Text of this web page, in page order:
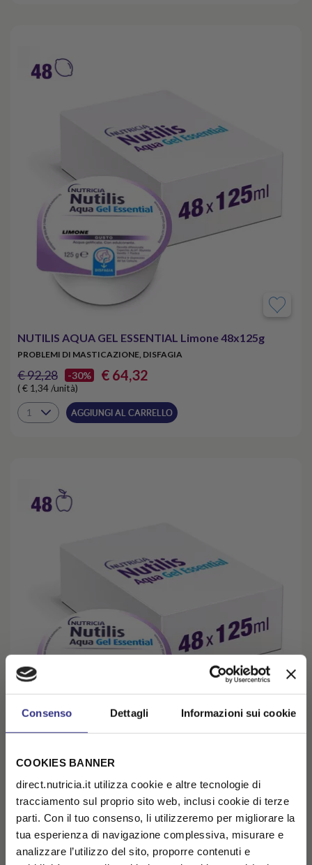
Consenso Dettagli Informazioni sui cookie
COOKIES BANNER
direct.nutricia.it utilizza cookie e altre tecnologie di
tracciamento sul proprio sito web, inclusi cookie di terze
parti. Con il tuo consenso, li utilizzeremo per migliorare la
tua esperienza di navigazione complessiva, misurare e
analizzare l’utilizzo del sito, proporre contenuti e
NUTILIS AQUA GEL ESSENTIAL Limone 48x125g
PROBLEMI DI MASTICAZIONE, DISFAGIA
€ 92,28 -30% € 64,32
( € 1,34 /unità)
AGGIUNGI AL CARRELLO
NUTILIS AQUA GEL ESSENTIAL Mela 48x125g
PROBLEMI DI MASTICAZIONE, DISFAGIA
€ 92,28 -20% € 73,74
( € 1,54 /unità)
AGGIUNGI AL CARRELLO